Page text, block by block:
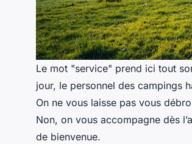
Le mot "service" prend ici tout
jour, le personnel des campings
On ne vous laisse pas vous
Non, on vous accompagne dès
de bienvenue.